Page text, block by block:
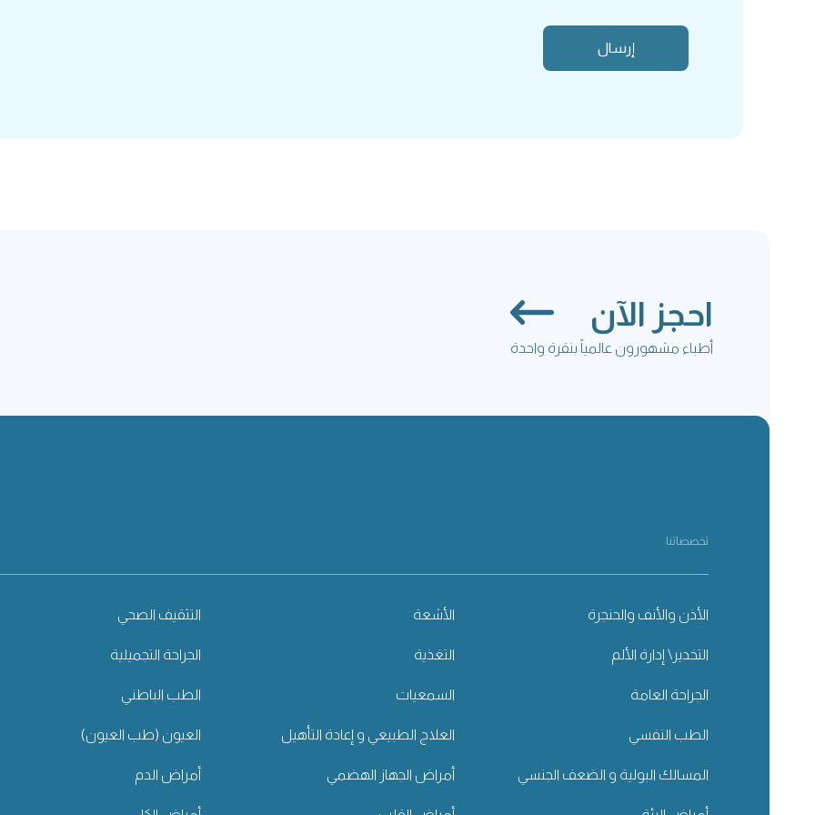
احجز الآن
أطباء مشهورون عالمياً بنقرة واحدة
تخصصاتنا
الأذن والأنف والحنجرة الأشعة التثقيف الصحي
التخدير\ إدارة الألم التغذية الجراحة التجميلية
الجراحة العامة السمعيات الطب الباطني
الطب النفسي العلاج الطبيعي و إعادة التأهيل العيون (طب العيون)
المسالك البولية و الضعف الجنسي أمراض الجهاز الهضمي أمراض الدم